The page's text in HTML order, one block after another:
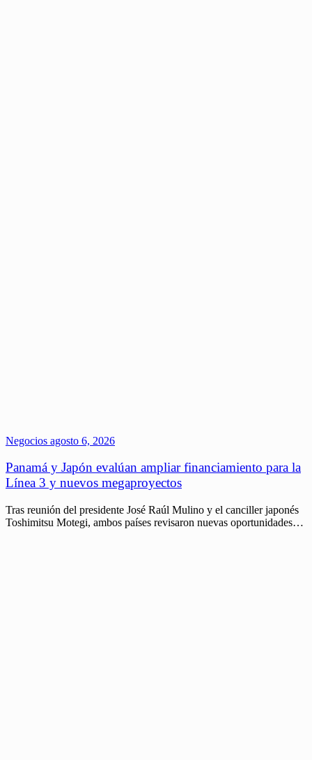
Negocios agosto 6, 2026
Panamá y Japón evalúan ampliar financiamiento para la
Línea 3 y nuevos megaproyectos
Tras reunión del presidente José Raúl Mulino y el canciller japonés
Toshimitsu Motegi, ambos países revisaron nuevas oportunidades…